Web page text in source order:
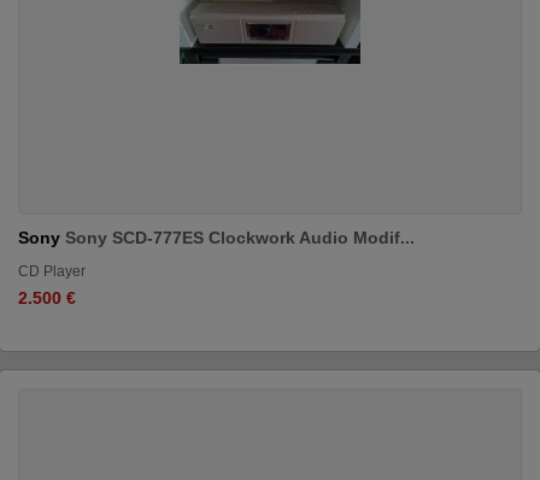
Sony Sony SCD-777ES Clockwork Audio Modif...
CD Player
2.500 €